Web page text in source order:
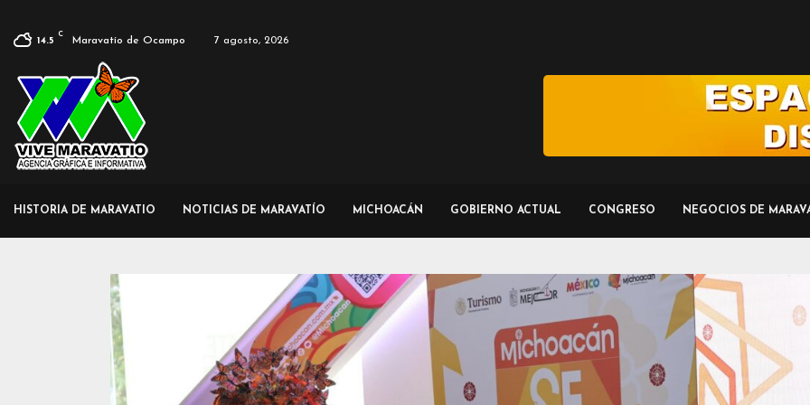
14.5
C
Maravatío de Ocampo 7 agosto, 2026
HISTORIA DE MARAVATIO NOTICIAS DE MARAVATÍO MICHOACÁN GOBIERNO ACTUAL CONGRESO NEGOCIOS DE